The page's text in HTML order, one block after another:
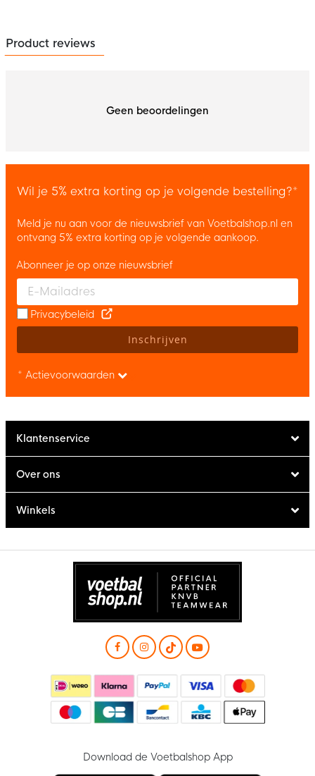
Product reviews
Geen beoordelingen
Wil je 5% extra korting op je volgende bestelling?*
Meld je nu aan voor de nieuwsbrief van Voetbalshop.nl en
ontvang 5% extra korting op je volgende aankoop.
Enter your email and accept the privacy policy to subscribe to
Abonneer je op onze nieuwsbrief
Privacybeleid
Inschrijven
* Actievoorwaarden
Klantenservice
Over ons
Winkels
Download de Voetbalshop App